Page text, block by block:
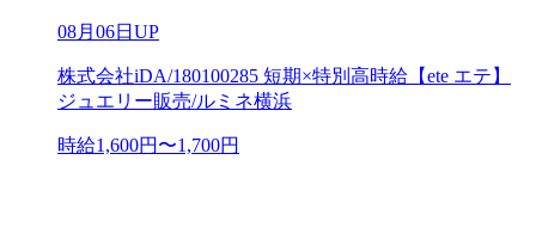
08月06日UP
株式会社iDA/180100285 短期×特別高時給【ete エテ】
ジュエリー販売/ルミネ横浜
時給1,600円〜1,700円